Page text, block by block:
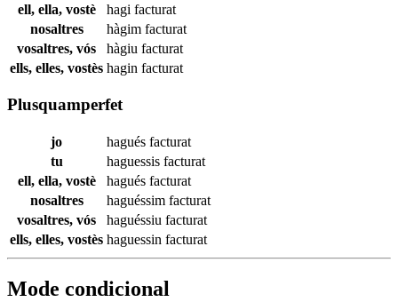
ell, ella, vostè
hagi facturat
nosaltres
hàgim facturat
vosaltres, vós
hàgiu facturat
ells, elles, vostès hagin facturat
Plusquamperfet
jo hagués facturat
tu
haguessis facturat
ell, ella, vostè
hagués facturat
nosaltres
haguéssim facturat
vosaltres, vós
haguéssiu facturat
ells, elles, vostès haguessin facturat
Mode condicional